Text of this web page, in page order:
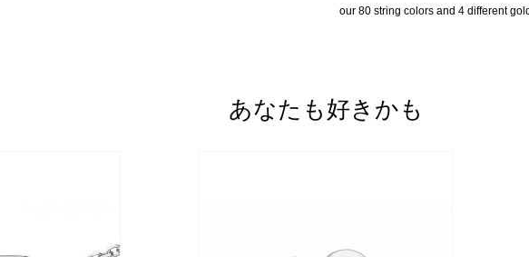
our 80 string colors and 4 different
あなたも好きかも